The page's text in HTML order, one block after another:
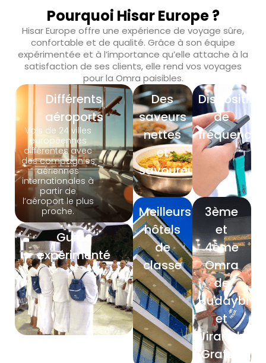
Pourquoi Hisar Europe ?
Hisar Europe offre une expérience de voyage sûre,
confortable et de qualité. Grâce à son équipe
expérimentée et à l’importance qu’elle attache à la
satisfaction de ses clients, elle rend vos voyages
pour la Omra paisibles.
Différents
aéroports
Vols de 24 villes
européennes
différentes avec
des compagnies
aériennes
internationales à
partir de
l’aéroport le plus
proche.
Guide
expérimenté
Des
saveurs
nettes
et
savoureuses
Dispositif
de
fréquence
Meilleurs
hôtels
de
classe
3ème
et
4ème
Omra
de
et
Jiranah
Gratuit